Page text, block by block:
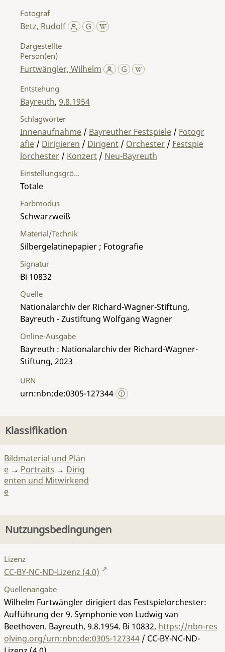
Fotograf
Betz, Rudolf
Dargestellte
Person(en)
Furtwängler, Wilhelm
Entstehung
Bayreuth, 9.8.1954
Material/Technik
Silbergelatinepapier ; Fotografie
Einstellungsgröße
Totale
Farbmodus
Schwarzweiß
Signatur
Bi 10832
Quelle
Nationalarchiv der Richard-Wagner-Stiftung,
Bayreuth - Zustiftung Wolfgang Wagner
Schlagwörter
Innenaufnahme / Bayreuther Festspiele / Fotogr
afie / Dirigieren / Dirigent / Orchester / Festspie
lorchester / Konzert / Neu-Bayreuth
Online-Ausgabe
Bayreuth : Nationalarchiv der Richard-Wagner-
Stiftung, 2023
URN
urn:nbn:de:0305-127344
Klassifikation
Bildmaterial und Plän
e → Portraits → Dirig
enten und Mitwirkend
e
Nutzungsbedingungen
Lizenz
CC-BY-NC-ND-Lizenz (4.0)
Quellenangabe
Wilhelm Furtwängler dirigiert das Festspielorchester:
Aufführung der 9. Symphonie von Ludwig van
Beethoven. Bayreuth, 9.8.1954. Bi 10832, https://nbn-res
olving.org/urn:nbn:de:0305-127344 / CC-BY-NC-ND-